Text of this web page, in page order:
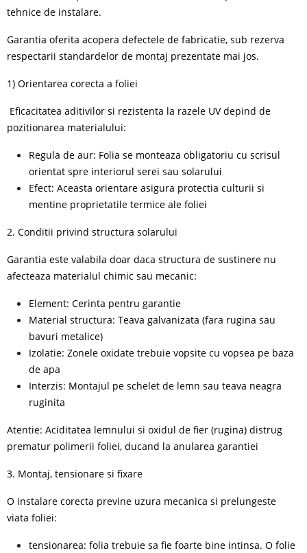
tehnice de instalare.
Garantia oferita acopera defectele de fabricatie, sub rezerva
respectarii standardelor de montaj prezentate mai jos.
1) Orientarea corecta a foliei
Eficacitatea aditivilor si rezistenta la razele UV depind de
pozitionarea materialului:
Regula de aur: Folia se monteaza obligatoriu cu scrisul
orientat spre interiorul serei sau solarului
Efect: Aceasta orientare asigura protectia culturii si
mentine proprietatile termice ale foliei
2. Conditii privind structura solarului
Garantia este valabila doar daca structura de sustinere nu
afecteaza materialul chimic sau mecanic:
Element: Cerinta pentru garantie
Material structura: Teava galvanizata (fara rugina sau
bavuri metalice)
Izolatie: Zonele oxidate trebuie vopsite cu vopsea pe baza
de apa
Interzis: Montajul pe schelet de lemn sau teava neagra
ruginita
Atentie: Aciditatea lemnului si oxidul de fier (rugina) distrug
prematur polimerii foliei, ducand la anularea garantiei
3. Montaj, tensionare si fixare
O instalare corecta previne uzura mecanica si prelungeste
viata foliei:
tensionarea: folia trebuie sa fie foarte bine intinsa. O folie